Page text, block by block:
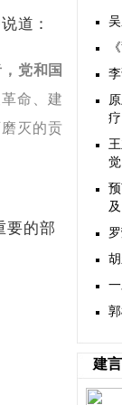
道：
党和国
命、建
灭的贡
要的部
觉
建